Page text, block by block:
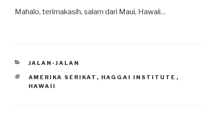
Mahalo, terimakasih, salam dari Maui, Hawaii…
CATEGORIES
JALAN-JALAN
TAGS
AMERIKA SERIKAT , HAGGAI INSTITUTE ,
HAWAII